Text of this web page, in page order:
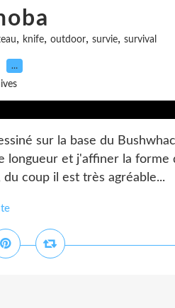
, knife, outdoor, survie, survival
…
sur la base du
longueur et j'affiner la forme
coup il est très agréable...